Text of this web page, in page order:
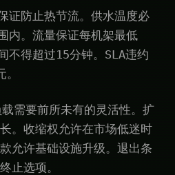
证防止热节流。供水温度必
内。流量保证每机架最低
不得超过15分钟。SLA违约
载需要前所未有的灵活性。扩
。收缩权允许在市场低迷时
允许基础设施升级。退出条
止选项。